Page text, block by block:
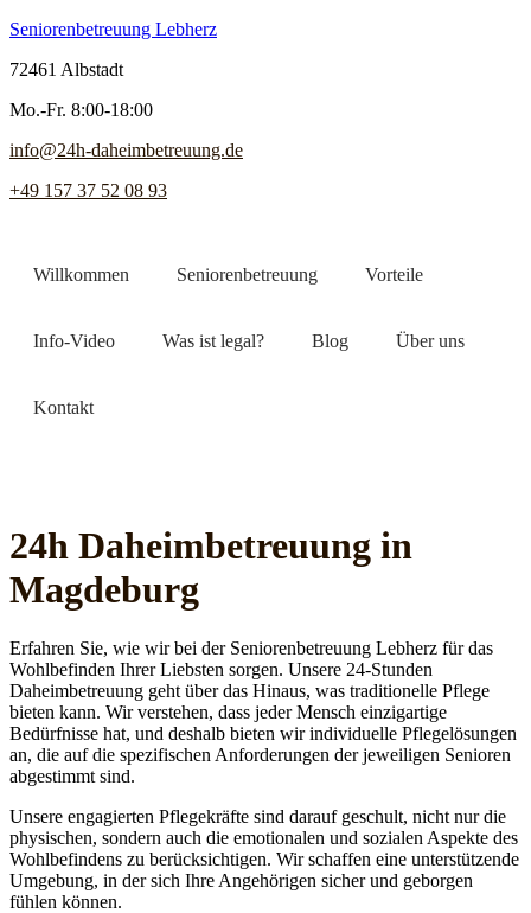
Seniorenbetreuung Lebherz
72461 Albstadt
Mo.-Fr. 8:00-18:00
info@24h-daheimbetreuung.de
+49 157 37 52 08 93
Willkommen Seniorenbetreuung Vorteile
Info-Video Was ist legal? Blog Über uns
Kontakt
24h Daheim­betreuung in
Magdeburg
Erfahren Sie, wie wir bei der Seniorenbetreuung Lebherz für das
Wohlbefinden Ihrer Liebsten sorgen. Unsere 24-Stunden
Daheimbetreuung geht über das Hinaus, was traditionelle Pflege
bieten kann. Wir verstehen, dass jeder Mensch einzigartige
Bedürfnisse hat, und deshalb bieten wir individuelle Pflegelösungen
an, die auf die spezifischen Anforderungen der jeweiligen Senioren
abgestimmt sind.
Unsere engagierten Pflegekräfte sind darauf geschult, nicht nur die
physischen, sondern auch die emotionalen und sozialen Aspekte des
Wohlbefindens zu berücksichtigen. Wir schaffen eine unterstützende
Umgebung, in der sich Ihre Angehörigen sicher und geborgen
fühlen können.